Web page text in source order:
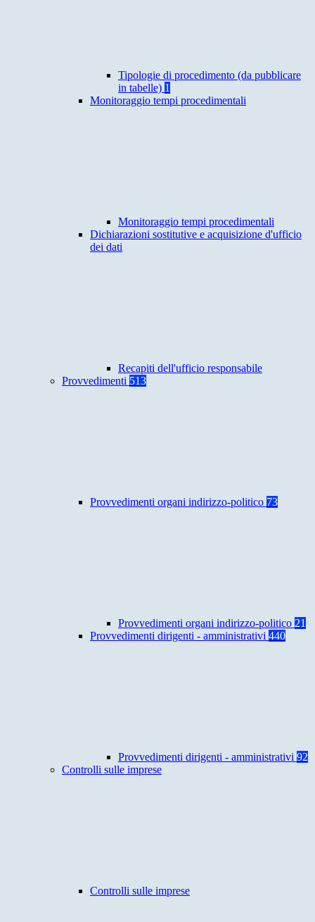
Tipologie di procedimento (da pubblicare
in tabelle) 1
Monitoraggio tempi procedimentali
Monitoraggio tempi procedimentali
Dichiarazioni sostitutive e acquisizione d'ufficio
dei dati
Recapiti dell'ufficio responsabile
Provvedimenti 513
Provvedimenti organi indirizzo-politico 73
Provvedimenti organi indirizzo-politico 21
Provvedimenti dirigenti - amministrativi 440
Provvedimenti dirigenti - amministrativi 92
Controlli sulle imprese
Controlli sulle imprese